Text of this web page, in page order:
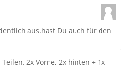
aus,hast Du auch für den
2x Vorne, 2x hinten + 1x